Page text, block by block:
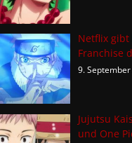
Netflix gibt
Franchise
9.
Jujutsu
und One